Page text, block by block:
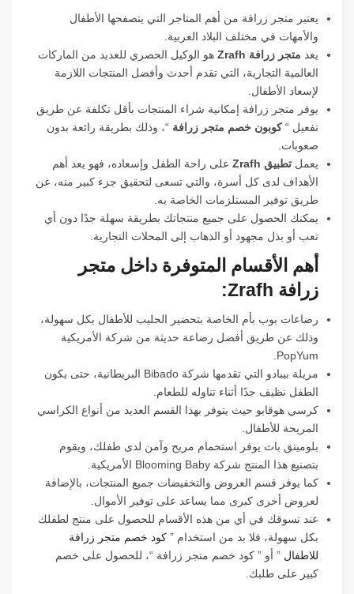
يعتبر متجر زرافة من أهم المتاجر التي يتصفحها الأطفال
والأمهات في مختلف البلاد العربية.
يعد متجر زرافة Zrafh
هو الوكيل الحصري للعديد من الماركات
العالمية التجارية، التي تقدم أحدث وأفضل المنتجات اللازمة
لإسعاد الأطفال.
يوفر متجر زرافة إمكانية شراء المنتجات بأقل تكلفة عن طريق
تفعيل “ كوبون خصم متجر زرافة“، وذلك بطريقة رائعة بدون
صعوبات.
يعمل تطبيق Zrafh
على راحة الطفل وإسعاده، فهو يعد أهم
الأهداف لدى كل أسرة، والتي تسعى لتحقيق جزء كبير منه، عن
طريق توفير المستلزمات الخاصة به.
يمكنك الحصول على جميع منتجاتك بطريقة سهلة جدًا دون أي
تعب أو بذل مجهود أو الذهاب إلى المحلات التجارية.
أهم الأقسام المتوفرة داخل متجر
زرافة Zrafh:
رضاعات بوب بأم الخاصة بتحضير الحليب للأطفال بكل سهولة،
وذلك عن طريق أفضل رضاعة حديثة من شركة الأمريكية
PopYum.
مريلة بيبادو التي تقدمها شركة Bibado البريطانية، حتى يكون
الطفل نظيف جدًا أثناء تناوله للطعام.
كرسي هوقابو حيث يتوفر بهذا القسم العديد من أنواع الكراسي
المريحة للأطفال.
بلومينق باث يوفر استحمام مريح وآمن لدى طفلك، ويقوم
بتصنيع هذا المنتج شركة Blooming Baby الأمريكية.
كما يوفر قسم العروض والتخفيضات جميع المنتجات، بالإضافة
لعروض أخرى كبرى مما يساعد على توفير الأموال.
عند تسوقك في أي من هذه الأقسام للحصول على منتج لطفلك
بكل سهولة، فلا بد من استخدام ”كود خصم متجر زرافة
للاطفال ” أو ” كود خصم متجر زرافة “، للحصول على خصم
كبير على طلبك.